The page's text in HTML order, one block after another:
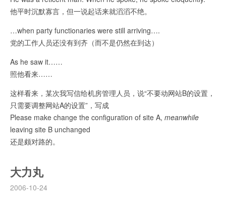
他平时沉默寡言，但一说起话来就滔滔不绝。
…when party functionaries were still arriving….
党的工作人员还没有到齐（而不是仍然在到达）
As he saw it……
照他看来……
这样看来，某次我写信给机房管理人员，说“不要动网站B的设置，
只需要调整网站A的设置”，写成
Please make change the configuration of site A, meanwhile
leaving site B unchanged
还是颇对路的。
大力丸
2006-10-24